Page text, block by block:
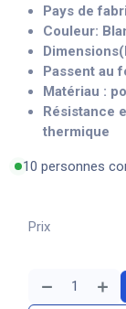
Pays de
Couleur:
Passent au
Matériau :
Résistance
thermique
10 personnes
Prix